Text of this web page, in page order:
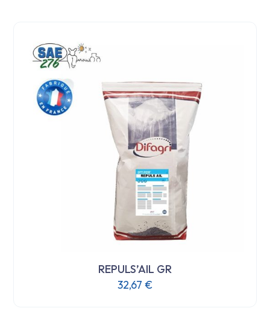
REPULS’AIL GR
32,67 €